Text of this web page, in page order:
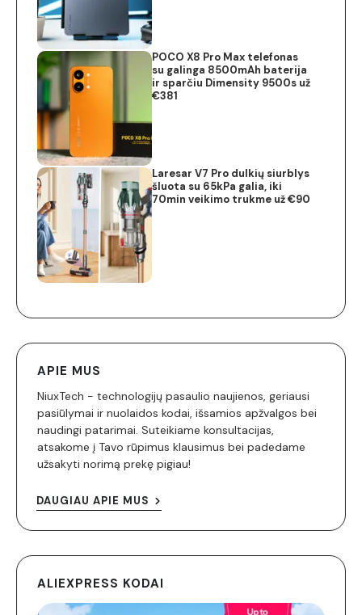
POCO X8 Pro Max telefonas
su galinga 8500mAh baterija
ir sparčiu Dimensity 9500s už
€381
Laresar V7 Pro dulkių siurblys
šluota su 65kPa galia, iki
70min veikimo trukme už €90
APIE MUS
NiuxTech - technologijų pasaulio naujienos, geriausi
pasiūlymai ir nuolaidos kodai, išsamios apžvalgos bei
naudingi patarimai. Suteikiame konsultacijas,
atsakome į Tavo rūpimus klausimus bei padedame
užsakyti norimą prekę pigiau!
DAUGIAU APIE MUS
ALIEXPRESS KODAI